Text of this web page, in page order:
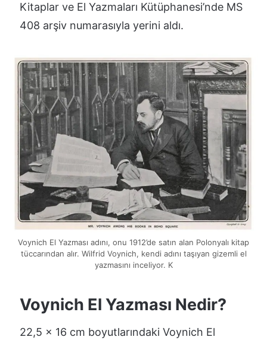
Kitaplar ve El Yazmaları Kütüphanesi’nde MS
408 arşiv numarasıyla yerini aldı.
Voynich El Yazması adını, onu 1912’de satın alan Polonyalı kitap
tüccarından alır. Wilfrid Voynich, kendi adını taşıyan gizemli el
yazmasını inceliyor. K
Voynich El Yazması Nedir?
22,5 x 16 cm boyutlarındaki Voynich El